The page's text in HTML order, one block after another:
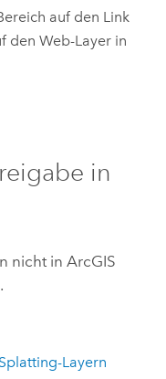
auf den Link
den Web-Layer in
in
nicht in ArcGIS
Layern